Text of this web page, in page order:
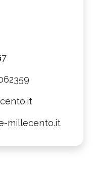
millecento.it